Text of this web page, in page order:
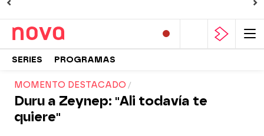
SERIES PROGRAMAS
MOMENTO DESTACADO
Duru a Zeynep: "Ali todavía te
quiere"